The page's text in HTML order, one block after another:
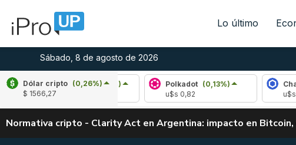
Lo último
Sábado, 8 de agosto de 2026
Dólar cripto (0,26%)
$ 1566,27
Avalanche (0,52%)
u$s 6,52
Polkadot
(0,13%)
Chainlink
Normativa cripto - Clarity Act en Argentina: impacto en